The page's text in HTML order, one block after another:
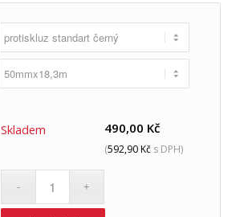
490,00 Kč
(592,90Kč s DPH)
Skladem